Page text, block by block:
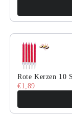
Rote Kerzen 10
€1,89